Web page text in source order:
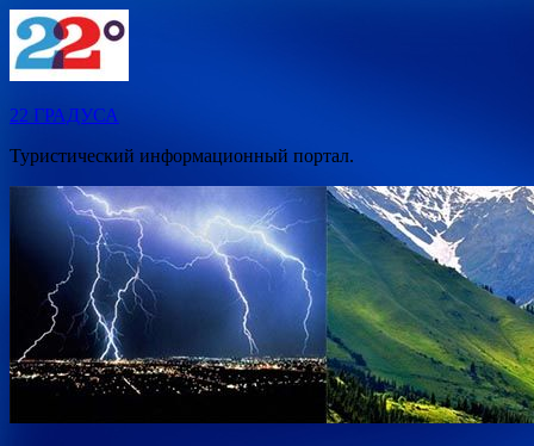
Перейти
к
содержимому
22 ГРАДУСА
Туристический информационный портал.